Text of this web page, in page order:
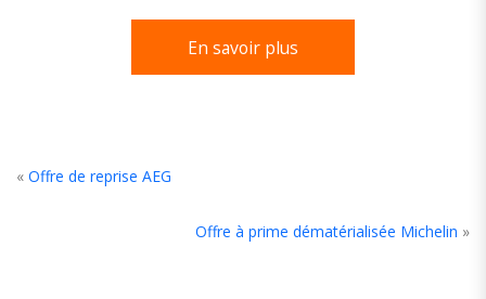
En savoir plus
« Offre de reprise AEG
Offre à prime dématérialisée Michelin »